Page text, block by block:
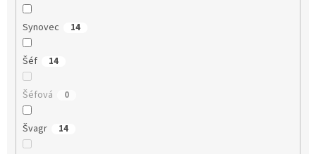
Synovec 14
Šéf 14
Šéfová 0
Švagr 14